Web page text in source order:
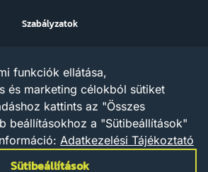
megjelenő szövegek, grafikák, képek,
vagy egyéb tartalmak szerzői jogi
jogot fenntart a tartalommal
a tartalom szöveg- és adatbányászat
is – a szerzői jogról szóló 1999. évi
értelmében a törvény 35/A. § (1)
Szabályzatok
funkciók ellátása,
és marketing célokból sütiket
kattints az "Összes
beállításokhoz a "Sütibeállítások"
Adatkezelési Tájékoztató
Sütibeállítások